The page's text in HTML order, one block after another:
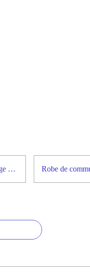
cortège Hélène en blanc, vert sauge et liberty assorti